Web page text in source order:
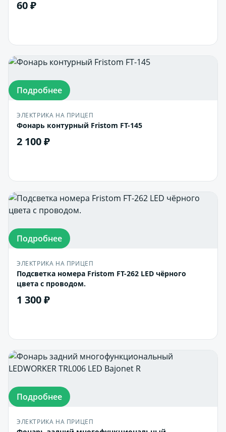
60 ₽
Подробнее
ЭЛЕКТРИКА НА ПРИЦЕП
Фонарь контурный Fristom FT-145
2 100 ₽
Подробнее
ЭЛЕКТРИКА НА ПРИЦЕП
Подсветка номера Fristom FT-262 LED чёрного
цвета c проводом.
1 300 ₽
Подробнее
ЭЛЕКТРИКА НА ПРИЦЕП